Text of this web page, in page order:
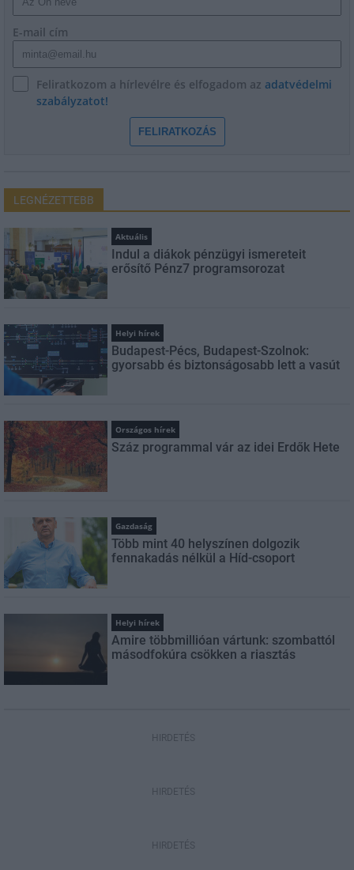
E-mail cím
Feliratkozom a hírlevélre és elfogadom az adatvédelmi
szabályzatot!
FELIRATKOZÁS
LEGNÉZETTEBB
Aktuális
Indul a diákok pénzügyi ismereteit
erősítő Pénz7 programsorozat
Helyi hírek
Budapest-Pécs, Budapest-Szolnok:
gyorsabb és biztonságosabb lett a vasút
Országos hírek
Száz programmal vár az idei Erdők Hete
Gazdaság
Több mint 40 helyszínen dolgozik
fennakadás nélkül a Híd-csoport
Helyi hírek
Amire többmillióan vártunk: szombattól
másodfokúra csökken a riasztás
HIRDETÉS
HIRDETÉS
HIRDETÉS